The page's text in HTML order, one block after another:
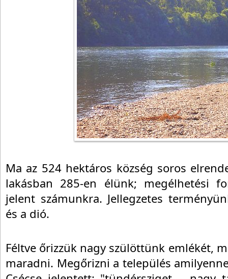
Ma az 524 hektáros község soros
lakásban 285-en élünk; megélhetési
jelent számunkra. Jellegzetes
és a dió.
Féltve őrizzük nagy szülöttünk emlékét,
maradni. Megőrizni a település